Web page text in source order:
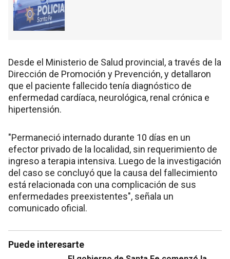
Desde el Ministerio de Salud provincial, a través de la
Dirección de Promoción y Prevención, y detallaron
que el paciente fallecido tenía diagnóstico de
enfermedad cardíaca, neurológica, renal crónica e
hipertensión.
"Permaneció internado durante 10 días en un
efector privado de la localidad, sin requerimiento de
ingreso a terapia intensiva. Luego de la investigación
del caso se concluyó que la causa del fallecimiento
está relacionada con una complicación de sus
enfermedades preexistentes", señala un
comunicado oficial.
Puede interesarte